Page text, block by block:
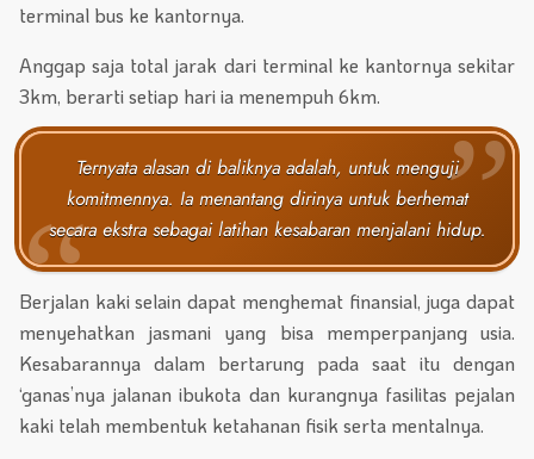
terminal bus ke kantornya.
Anggap saja total jarak dari terminal ke kantornya sekitar
3km, berarti setiap hari ia menempuh 6km.
Ternyata alasan di baliknya adalah, untuk menguji
komitmennya. Ia menantang dirinya untuk berhemat
secara ekstra sebagai latihan kesabaran menjalani hidup.
Berjalan kaki selain dapat menghemat finansial, juga dapat
menyehatkan jasmani yang bisa memperpanjang usia.
Kesabarannya dalam bertarung pada saat itu dengan
‘ganas’nya jalanan ibukota dan kurangnya fasilitas pejalan
kaki telah membentuk ketahanan fisik serta mentalnya.